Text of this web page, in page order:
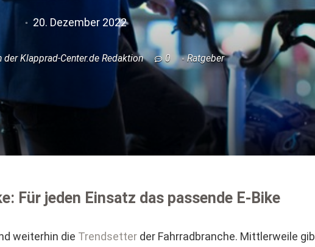
20. Dezember 2022
der Klapprad-Center.de Redaktion 0 Ratgeber
Für jeden Einsatz das passende E-Bike
weiterhin die Trendsetterder Fahrradbranche. Mittlerweile